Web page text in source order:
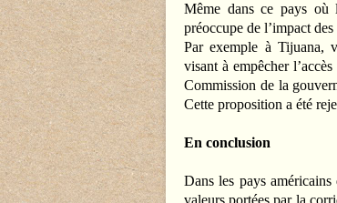
Même dans ce pays où
préoccupe de l’impact
Par exemple à Tijuana,
visant à empêcher
Commission de la
Cette proposition a été
En conclusion
Dans les pays
valeurs portées par la